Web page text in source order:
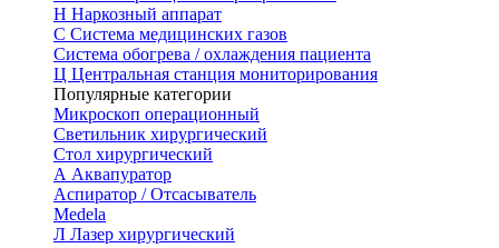
Н Наркозный аппарат
С Система медицинских газов
Система обогрева / охлаждения пациента
Ц Центральная станция мониторирования
Популярные категории
Микроскоп операционный
Светильник хирургический
Стол хирургический
А Аквапуратор
Аспиратор / Отсасыватель
Medela
Л Лазер хирургический